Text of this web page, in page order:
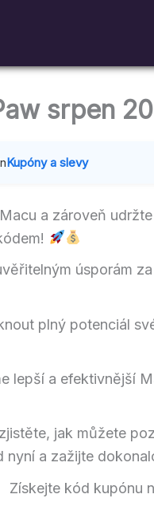
srpen
Kupóny a slevy
a zároveň
úsporám
plný potenciál
lepší a efektivnější
jak můžete
a zažijte
Získejte kód kupónu